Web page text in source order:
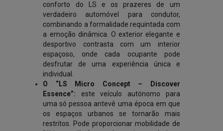
conforto do LS e os prazeres de um
verdadeiro automóvel para condutor,
combinando a formalidade requintada com
a emoção dinâmica. O exterior elegante e
desportivo contrasta com um interior
espaçoso, onde cada ocupante pode
desfrutar de uma experiência única e
individual.
O “LS Micro Concept – Discover
Essence”: este veículo autónomo para
uma só pessoa antevê uma época em que
os espaços urbanos se tornarão mais
restritos. Pode proporcionar mobilidade de